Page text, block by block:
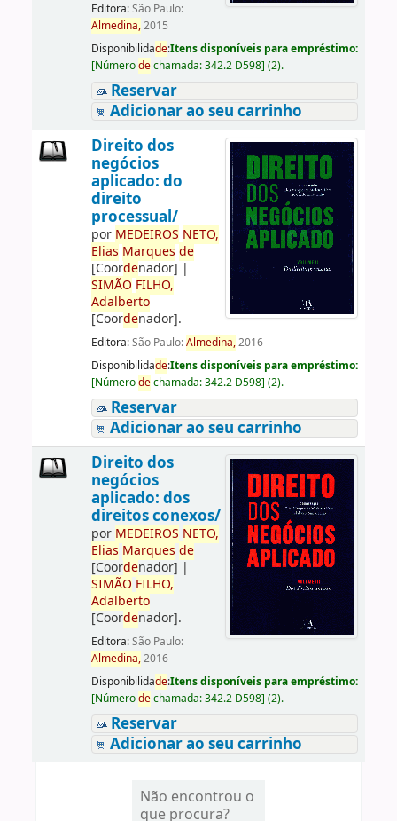
Editora:São Paulo:
Almedina,2015
Disponibilidade:Itens disponíveis para empréstimo:
[Númerodechamada:342.2 D598] (2).
Reservar
Adicionar ao seu carrinho
Direito dos
negócios
aplicado: do
direito
processual/
por MEDEIROS NETO,
Elias Marques de
[Coordenador] |
SIMÃO FILHO,
Adalberto
[Coordenador].
Editora:São Paulo:Almedina,2016
Disponibilidade:Itens disponíveis para empréstimo:
[Númerodechamada:342.2 D598] (2).
Reservar
Adicionar ao seu carrinho
Direito dos
negócios
aplicado: dos
direitos conexos/
por MEDEIROS NETO,
Elias Marques de
[Coordenador] |
SIMÃO FILHO,
Adalberto
[Coordenador].
Editora:São Paulo:
Almedina,2016
Disponibilidade:Itens disponíveis para empréstimo:
[Númerodechamada:342.2 D598] (2).
Reservar
Adicionar ao seu carrinho
Não encontrou o
que procura?